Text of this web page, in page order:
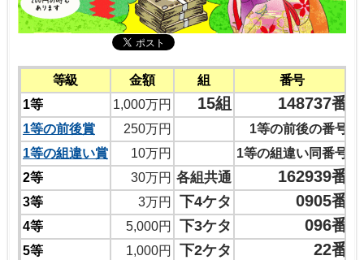
等級 金額 組
番号
1等
1,000万円 15組 148737番
1等の前後賞 250万円
1等の前後の番号
1等の組違い賞
10万円
1等の組違い同番号
2等
30万円 各組共通 162939番
3等 3万円 下4ケタ 0905番
4等 5,000円 下3ケタ 096番
5等 1,000円 下2ケタ 22番